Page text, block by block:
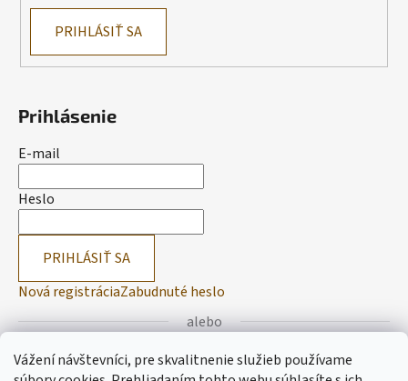
Vážení návštevníci, pre skvalitnenie služieb používame
PRIHLÁSIŤ SA
Prihlásenie
E-mail
Heslo
PRIHLÁSIŤ SA
Nová registráciaZabudnuté heslo
alebo
Prihlásiť sa cez Facebook